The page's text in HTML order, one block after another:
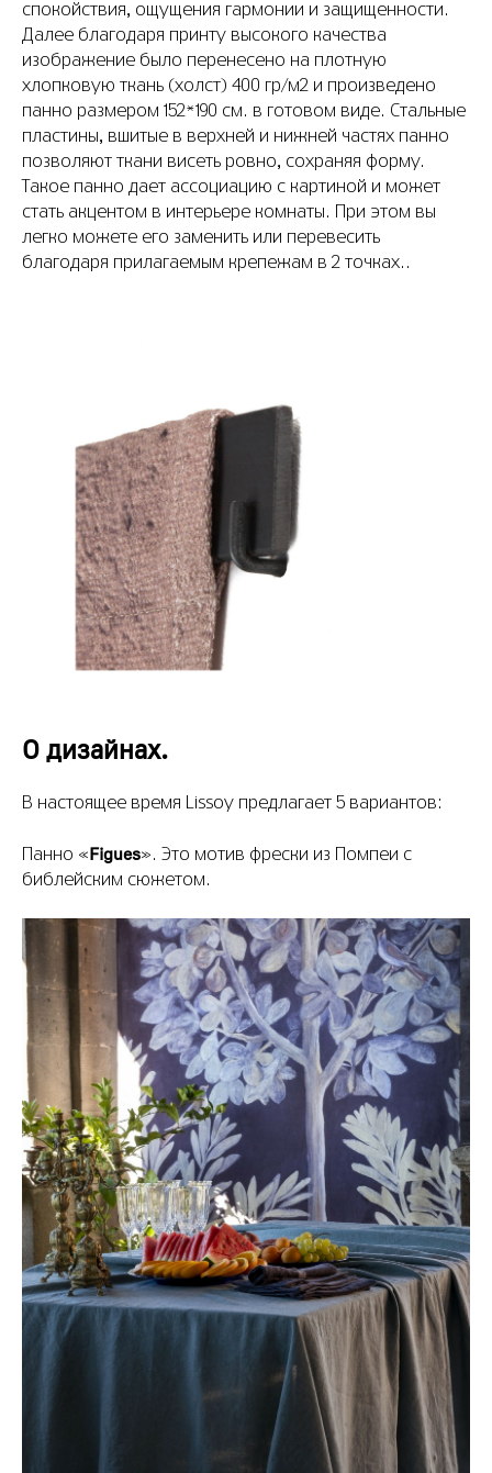
спокойствия, ощущения гармонии и защищенности.
Далее благодаря принту высокого качества
изображение было перенесено на плотную
хлопковую ткань (холст) 400 гр/м2 и произведено
панно размером 152*190 см. в готовом виде. Стальные
пластины, вшитые в верхней и нижней частях панно
позволяют ткани висеть ровно, сохраняя форму.
Такое панно дает ассоциацию с картиной и может
стать акцентом в интерьере комнаты. При этом вы
легко можете его заменить или перевесить
благодаря прилагаемым крепежам в 2 точках..
О дизайнах.
В настоящее время Lissoy предлагает 5 вариантов:
Панно «Figues». Это мотив фрески из Помпеи с
библейским сюжетом.